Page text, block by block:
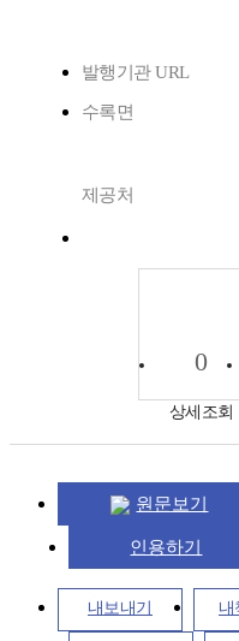
발행기관 URL
수록면
제공처
0
상세조회
원문보기
인용하기
내보내기 내